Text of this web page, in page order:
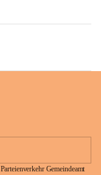
Gemeindeamt